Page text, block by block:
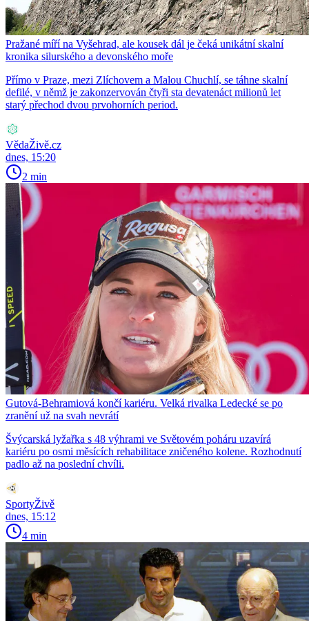
Pražané míří na Vyšehrad, ale kousek dál je čeká unikátní skalní
kronika silurského a devonského moře
Přímo v Praze, mezi Zlíchovem a Malou Chuchlí, se táhne skalní
defilé, v němž je zakonzervován čtyři sta devatenáct milionů let
starý přechod dvou prvohorních period.
VědaŽivě.cz
dnes, 15:20
2 min
Gutová-Behramiová končí kariéru. Velká rivalka Ledecké se po
zranění už na svah nevrátí
Švýcarská lyžařka s 48 výhrami ve Světovém poháru uzavírá
kariéru po osmi měsících rehabilitace zničeného kolene. Rozhodnutí
padlo až na poslední chvíli.
SportyŽivě
dnes, 15:12
4 min